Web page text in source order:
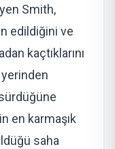
Smith,
edildiğini ve
kaçtıklarını
yerinden
en karmaşık
saha